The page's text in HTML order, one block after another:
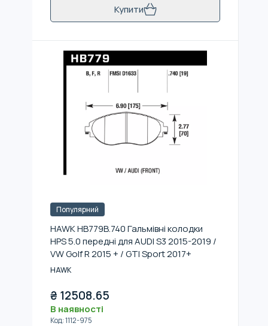
Купити
Популярний
HAWK HB779B.740 Гальмівні колодки
HPS 5.0 передні для AUDI S3 2015-2019 /
VW Golf R 2015 + / GTI Sport 2017+
HAWK
₴ 12508.65
В наявності
Код:1112-975